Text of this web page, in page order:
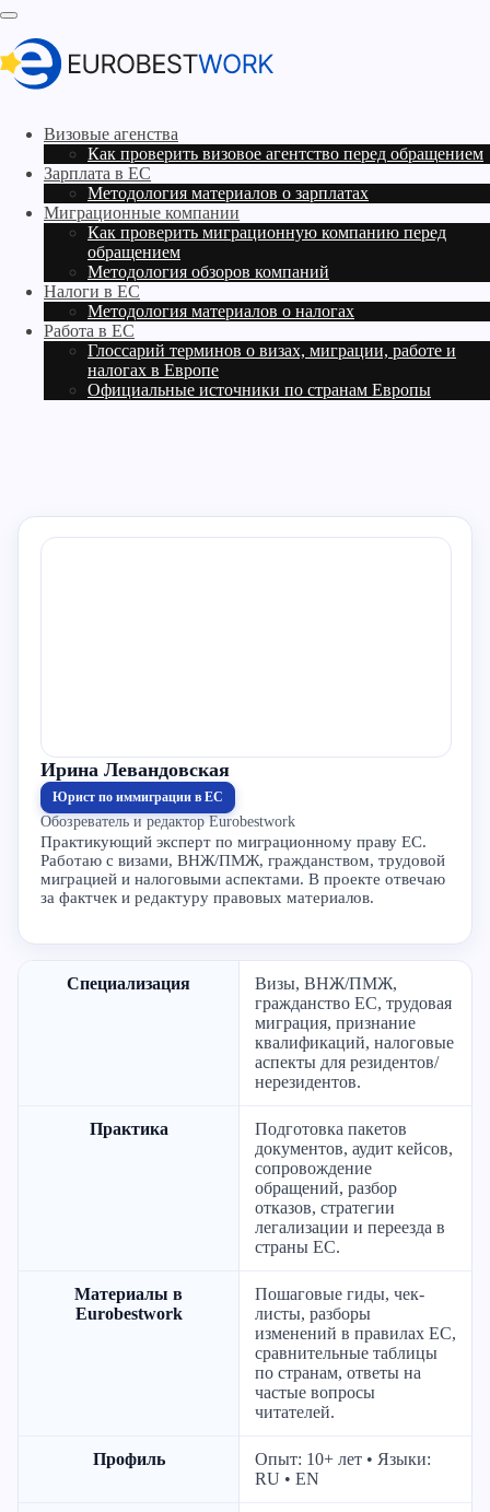
Визовые агенства
Как проверить визовое агентство перед обращением
Зарплата в ЕС
Методология материалов о зарплатах
Миграционные компании
Как проверить миграционную компанию перед
обращением
Методология обзоров компаний
Налоги в ЕС
Методология материалов о налогах
Работа в ЕС
Глоссарий терминов о визах, миграции, работе и
налогах в Европе
Официальные источники по странам Европы
Ирина Левандовская
Юрист по иммиграции в ЕС
Обозреватель и редактор Eurobestwork
Практикующий эксперт по миграционному праву ЕС.
Работаю с визами, ВНЖ/ПМЖ, гражданством, трудовой
миграцией и налоговыми аспектами. В проекте отвечаю
за фактчек и редактуру правовых материалов.
Специализация
Визы, ВНЖ/ПМЖ,
гражданство ЕС, трудовая
миграция, признание
квалификаций, налоговые
аспекты для резидентов/
нерезидентов.
Практика
Подготовка пакетов
документов, аудит кейсов,
сопровождение
обращений, разбор
отказов, стратегии
легализации и переезда в
страны ЕС.
Материалы в
Eurobestwork
Пошаговые гиды, чек-
листы, разборы
изменений в правилах ЕС,
сравнительные таблицы
по странам, ответы на
частые вопросы
читателей.
Профиль
Опыт: 10+ лет • Языки:
RU • EN